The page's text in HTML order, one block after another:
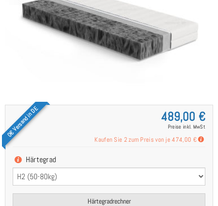
0€ Versand in DE 489,00 €
Preise inkl. MwSt
Kaufen Sie 2 zum Preis von je474,00 €
Härtegrad
Härtegradrechner